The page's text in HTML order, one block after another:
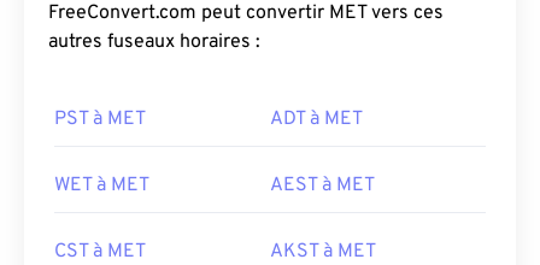
FreeConvert.com peut convertir MET vers ces
autres fuseaux horaires :
PST à MET ADT à MET
WET à MET AEST à MET
CST à MET AKST à MET